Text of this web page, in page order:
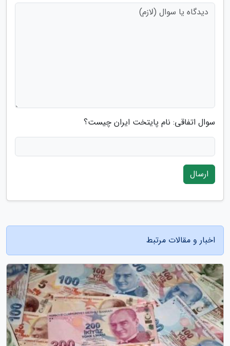
سوال اتفاقی: نام پایتخت ایران چیست؟
ارسال
اخبار و مقالات مرتبط